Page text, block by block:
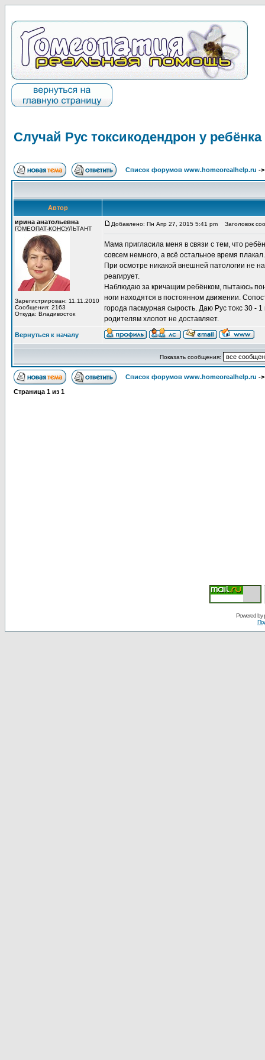
Случай Рус токсикодендрон у
Список форумов www.homeorealhelp.ru -
Автор
ирина анатольевна
ГОМЕОПАТ-КОНСУЛЬТАНТ
Зарегистрирован: 11.11.2010
Сообщения: 2163
Откуда: Владивосток
Добавлено: Пн Апр 27, 2015 5:41 pm Заголовок
Мама пригласила меня в связи с тем, что
совсем немного, а всё остальное время
При осмотре никакой внешней патологии не
реагирует.
Наблюдаю за кричащим ребёнком, пытаюсь
ноги находятся в постоянном движении.
города пасмурная сырость. Даю Рус токс 30 -
родителям хлопот не доставляет.
Вернуться к началу
Показать сообщения:
Список форумов www.homeorealhelp.ru -
Страница 1 из 1
Powered by